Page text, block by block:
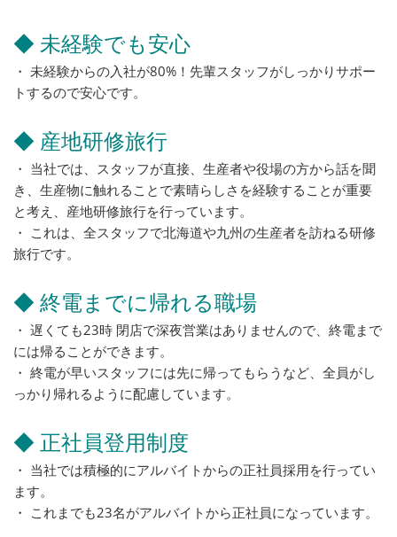
◆ 未経験でも安心
・ 未経験からの入社が80%！先輩スタッフがしっかりサポー
トするので安心です。
◆ 産地研修旅行
・ 当社では、スタッフが直接、生産者や役場の方から話を聞
き、生産物に触れることで素晴らしさを経験することが重要
と考え、産地研修旅行を行っています。
・ これは、全スタッフで北海道や九州の生産者を訪ねる研修
旅行です。
◆ 終電までに帰れる職場
・ 遅くても23時 閉店で深夜営業はありませんので、終電まで
には帰ることができます。
・ 終電が早いスタッフには先に帰ってもらうなど、全員がし
っかり帰れるように配慮しています。
◆ 正社員登用制度
・ 当社では積極的にアルバイトからの正社員採用を行ってい
ます。
・ これまでも23名がアルバイトから正社員になっています。